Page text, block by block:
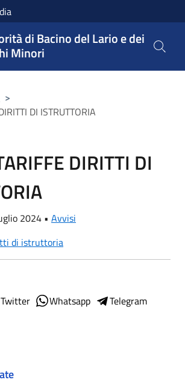
di Bacino del Lario e dei
Minori
>
DI ISTRUTTORIA
DIRITTI DI
2024 • Avvisi
di istruttoria
Twitter Whatsapp
Telegram